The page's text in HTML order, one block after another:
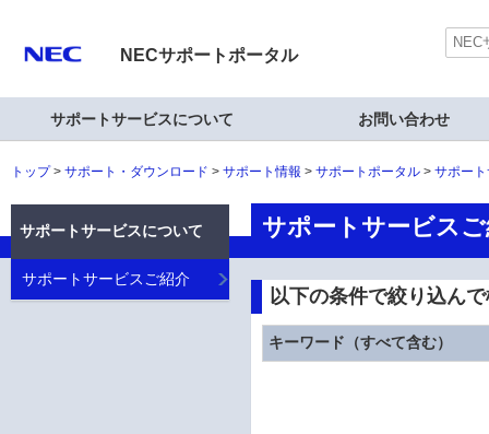
NECサポートポータル
サポートサービスについて お問い合わせ
トップ サポート・ダウンロード サポート情報 サポートポータル サポー
サポートサービス
以下の条件で絞り込ん
キーワード（すべて含む）
サポートサービスについて
サポートサービスご紹介